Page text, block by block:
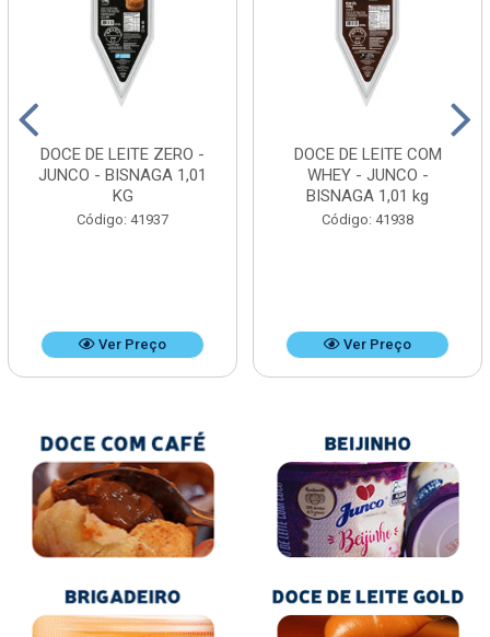
DOCE DE LEITE ZERO -
JUNCO - BISNAGA 1,01
KG
Código: 41937
Ver Preço
DOCE DE LEITE COM
WHEY - JUNCO -
BISNAGA 1,01 kg
Código: 41938
Ver Preço